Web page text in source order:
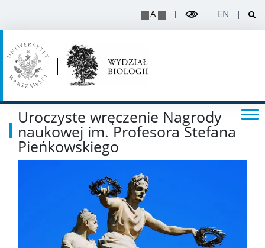
A EN
Regulaminy i akty prawne
Rada Dydaktyczna
DOKTORANT
Rekrutacja projekty
Rekrutacja na doktorat
Uroczyste wręczenie Nagrody
naukowej im. Profesora Stefana
Pieńkowskiego